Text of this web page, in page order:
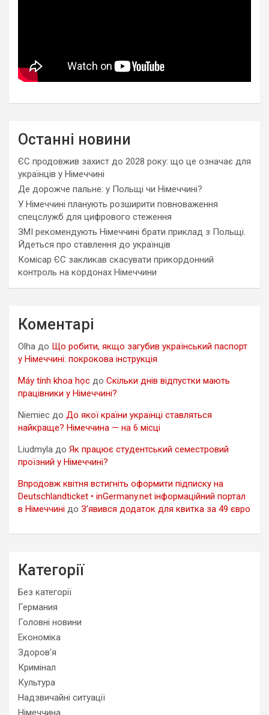
Останні новини
ЄС продовжив захист до 2028 року: що це означає для
українців у Німеччині
Де дорожче пальне: у Польщі чи Німеччині?
У Німеччині планують розширити повноваження
спецслужб для цифрового стеження
ЗМІ рекомендують Німеччині брати приклад з Польщі.
Йдеться про ставлення до українців
Комісар ЄС закликав скасувати прикордонний
контроль на кордонах Німеччини
Коментарі
Olha до Що робити, якщо загубив український паспорт
у Німеччині: покрокова інструкція
Máy tính khoa học до Скільки днів відпустки мають
працівники у Німеччині?
Niemiec до До якої країни українці ставляться
найкраще? Німеччина — на 6 місці
Liudmyla до Як працює студентський семестровий
проїзний у Німеччині?
Впродовж квітня встигніть оформити підписку на
Deutschlandticket • inGermany.net інформаційний портал
в Німеччині до З’явився додаток для квитка за 49 євро
Категорії
Без категорії
Германия
Головні новини
Економіка
Здоров'я
Кримінал
Культура
Надзвичайні ситуації
Німеччина